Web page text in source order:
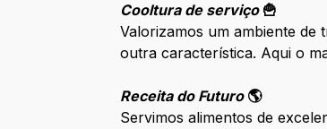
Cooltura de serviço 🍟
Valorizamos um ambiente de
outra característica. Aqui o
Receita do Futuro 🌎
Servimos alimentos de